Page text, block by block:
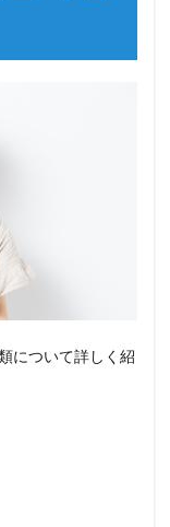
について詳しく紹